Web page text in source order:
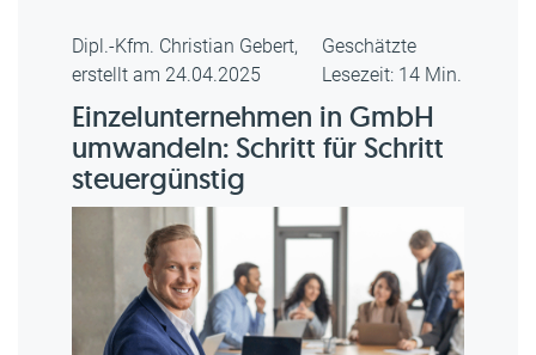
Dipl.-Kfm. Christian Gebert,
erstellt am 24.04.2025
Geschätzte
Lesezeit: 14 Min.
Einzelunternehmen in GmbH
umwandeln: Schritt für Schritt
steuergünstig